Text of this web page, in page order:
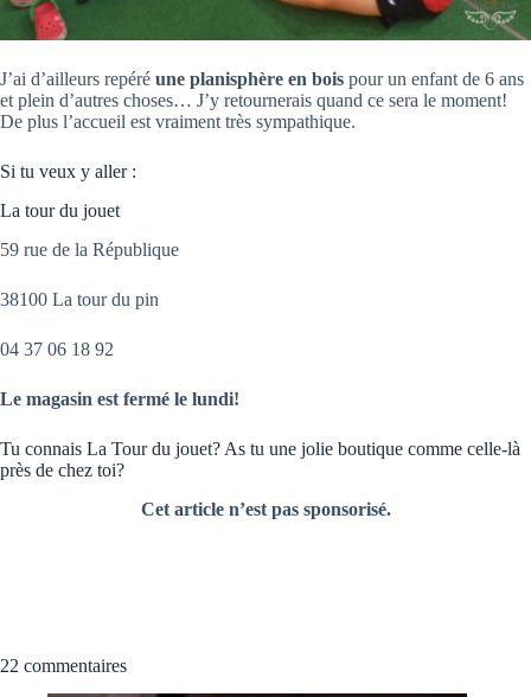
J’ai d’ailleurs repéré une planisphère en bois pour un enfant de 6 ans
et plein d’autres choses… J’y retournerais quand ce sera le moment!
De plus l’accueil est vraiment très sympathique.
Si tu veux y aller :
La tour du jouet
59 rue de la République
38100 La tour du pin
04 37 06 18 92
Le magasin est fermé le lundi!
Tu connais La Tour du jouet? As tu une jolie boutique comme celle-là
près de chez toi?
Cet article n’est pas sponsorisé.
22 commentaires